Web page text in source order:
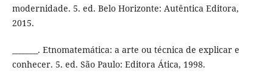
modernidade. 5. ed. Belo Horizonte: Autêntica Editora,
2015.
_______. Etnomatemática: a arte ou técnica de explicar e
conhecer. 5. ed. São Paulo: Editora Ática, 1998.